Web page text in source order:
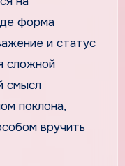
форма
и статус
сложной
смысл
поклона,
вручить